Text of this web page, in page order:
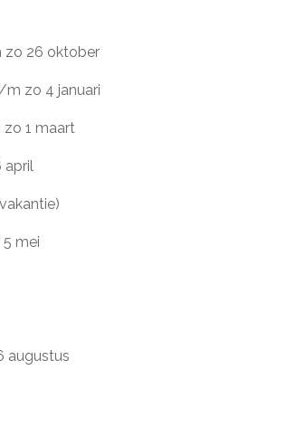
t/m zo 26 oktober
m zo 4 januari
1 maart
april
mei
augustus